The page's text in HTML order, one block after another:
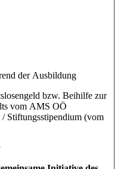
der Ausbildung
bzw. Beihilfe zur
vom AMS OÖ
Stiftungsstipendium (vom